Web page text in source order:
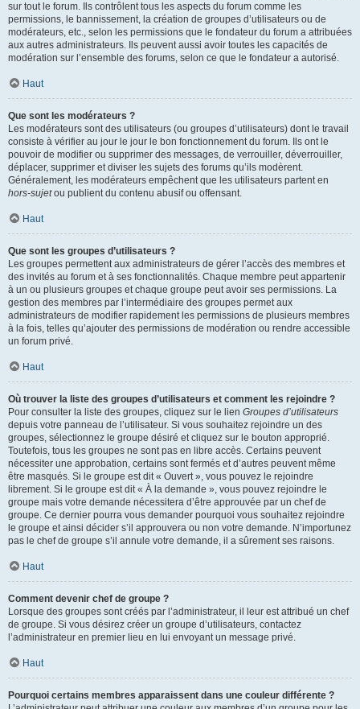
sur tout le forum. Ils contrôlent tous les aspects du forum comme les
permissions, le bannissement, la création de groupes d’utilisateurs ou de
modérateurs, etc., selon les permissions que le fondateur du forum a attribuées
aux autres administrateurs. Ils peuvent aussi avoir toutes les capacités de
modération sur l’ensemble des forums, selon ce que le fondateur a autorisé.
Haut
Que sont les modérateurs ?
Les modérateurs sont des utilisateurs (ou groupes d’utilisateurs) dont le travail
consiste à vérifier au jour le jour le bon fonctionnement du forum. Ils ont le
pouvoir de modifier ou supprimer des messages, de verrouiller, déverrouiller,
déplacer, supprimer et diviser les sujets des forums qu’ils modèrent.
Généralement, les modérateurs empêchent que les utilisateurs partent en
hors-sujetou publient du contenu abusif ou offensant.
Haut
Que sont les groupes d’utilisateurs ?
Les groupes permettent aux administrateurs de gérer l’accès des membres et
des invités au forum et à ses fonctionnalités. Chaque membre peut appartenir
à un ou plusieurs groupes et chaque groupe peut avoir ses permissions. La
gestion des membres par l’intermédiaire des groupes permet aux
administrateurs de modifier rapidement les permissions de plusieurs membres
à la fois, telles qu’ajouter des permissions de modération ou rendre accessible
un forum privé.
Haut
Où trouver la liste des groupes d’utilisateurs et comment les rejoindre ?
Pour consulter la liste des groupes, cliquez sur le lien Groupes d’utilisateurs
depuis votre panneau de l’utilisateur. Si vous souhaitez rejoindre un des
groupes, sélectionnez le groupe désiré et cliquez sur le bouton approprié.
Toutefois, tous les groupes ne sont pas en libre accès. Certains peuvent
nécessiter une approbation, certains sont fermés et d’autres peuvent même
être masqués. Si le groupe est dit « Ouvert », vous pouvez le rejoindre
librement. Si le groupe est dit « À la demande », vous pouvez rejoindre le
groupe mais votre demande nécessitera d’être approuvée par un chef de
groupe. Ce dernier pourra vous demander pourquoi vous souhaitez rejoindre
le groupe et ainsi décider s’il approuvera ou non votre demande. N’importunez
pas le chef de groupe s’il annule votre demande, il a sûrement ses raisons.
Haut
Comment devenir chef de groupe ?
Lorsque des groupes sont créés par l’administrateur, il leur est attribué un chef
de groupe. Si vous désirez créer un groupe d’utilisateurs, contactez
l’administrateur en premier lieu en lui envoyant un message privé.
Haut
Pourquoi certains membres apparaissent dans une couleur différente ?